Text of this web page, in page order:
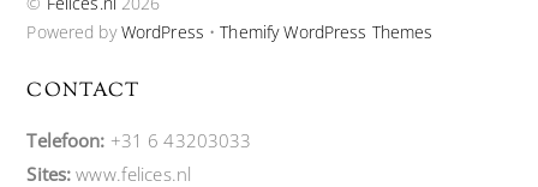
Powered byWordPress •Themify WordPress Themes
CONTACT
Telefoon: +31 6 43203033
Sites: www.felices.nl